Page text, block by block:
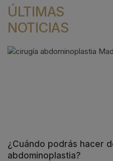
ÚLTIMAS
NOTICIAS
¿Cuándo podrás hacer
abdominoplastia?